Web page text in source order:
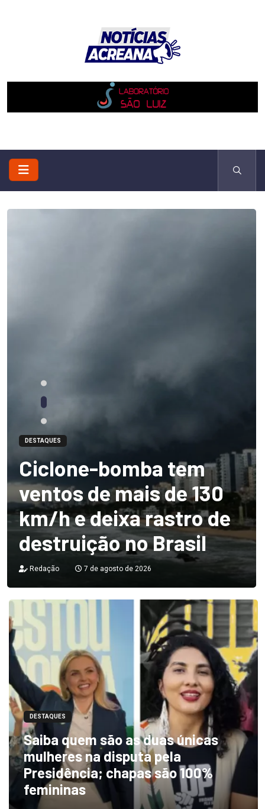
DESTAQUES
Ciclone-bomba tem
ventos de mais de 130
km/h e deixa rastro de
destruição no Brasil
Redação 7 de agosto de 2026
DESTAQUES
Saiba quem são as duas únicas
mulheres na disputa pela
Presidência; chapas são 100%
femininas